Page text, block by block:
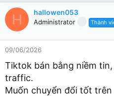
a
d
s
t
a
r
e
r
g
ử
i
H hallowen053
Administrator Thành
09/06/2026
Tiktok bán bằng niềm
traffic.
Muốn chuyển đổi tốt